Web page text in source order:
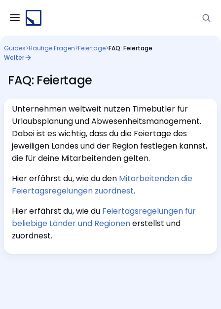
Guides>Häufige Fragen>Feiertage>FAQ: Feiertage
Weiter
FAQ: Feiertage
Unternehmen weltweit nutzen Timebutler für
Urlaubsplanung und Abwesenheitsmanagement.
Dabei ist es wichtig, dass du die Feiertage des
jeweiligen Landes und der Region festlegen kannst,
die für deine Mitarbeitenden gelten.
Hier erfährst du, wie du den Mitarbeitenden die
Feiertagsregelungen zuordnest.
Hier erfährst du, wie du Feiertagsregelungen für
beliebige Länder und Regionenerstellst und
zuordnest.